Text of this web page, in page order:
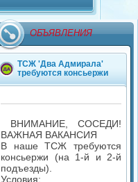
ОБЪЯВЛЕНИЯ
ТСЖ 'Два Адмирала'
требуются консьержи
ВНИМАНИЕ, СОСЕДИ!
ВАЖНАЯ ВАКАНСИЯ
В наше ТСЖ требуются
консьержи (на 1-й и 2-й
подъезды).
Условия: